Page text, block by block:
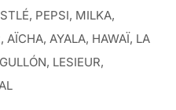
PEPSI, MILKA,
AÏCHA, AYALA, HAWAÏ, LA
LESIEUR,